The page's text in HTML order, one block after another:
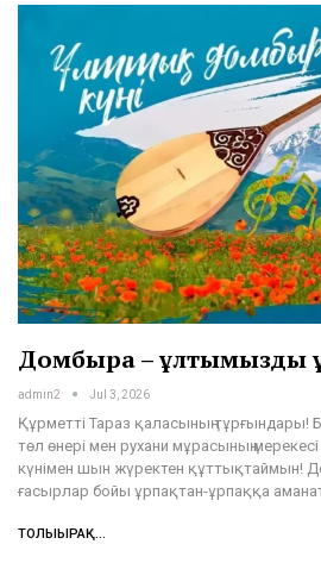
Домбыра – ұлтымыздың
admin2 Jul 3, 2026
Құрметті Тараз қаласының тұрғындары!
төл өнері мен рухани мұрасының
күнімен шын жүректен құттықтаймын!
ғасырлар бойы ұрпақтан-ұрпаққа
ТОЛЫҒЫРАҚ...